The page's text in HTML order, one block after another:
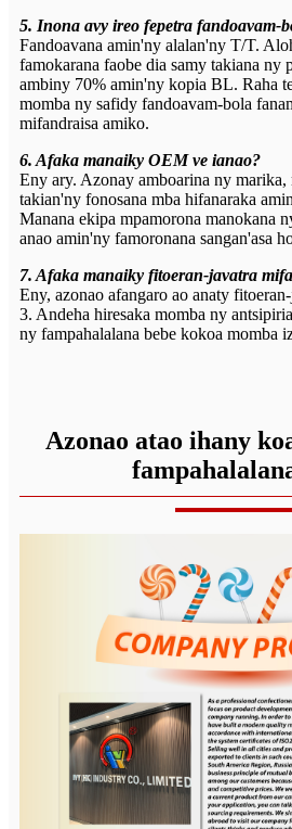
5. Inona avy ireo fepetra fandoavam-
Fandoavana amin'ny alalan'ny T/T.
famokarana faobe dia samy takiana ny
ambiny 70% amin'ny kopia BL. Raha
momba ny safidy fandoavam-bola
mifandraisa amiko.
6. Afaka manaiky OEM ve ianao?
Eny ary. Azonay amboarina ny
takian'ny fonosana mba hifanaraka
Manana ekipa mpamorona manokana
anao amin'ny famoronana sangan'asa
7. Afaka manaiky fitoeran-javatra
Eny, azonao afangaro ao anaty
3. Andeha hiresaka momba ny
ny fampahalalana bebe kokoa momba
Azonao atao ihany